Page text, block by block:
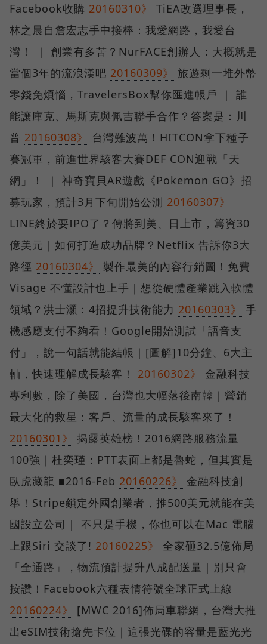
Facebook收購 20160310》
TiEA改選理事長，
林之晨自詹宏志手中接棒：我愛網路，我愛台
灣！ ｜ 創業有多苦？NurFACE創辦人：大概就是
當個3年的流浪漢吧 20160309》
旅遊剩一堆外幣
零錢免煩惱，TravelersBox幫你匯進帳戶 ｜ 誰
能讓庫克、馬斯克與佩吉聯手合作？答案是：川
普 20160308》
台灣難波萬！HITCON拿下種子
賽冠軍，前進世界駭客大賽DEF CON迎戰「天
網」！ ｜ 神奇寶貝AR遊戲《Pokemon GO》招
募玩家，預計3月下旬開始公測 20160307》
LINE終於要IPO了？傳將到美、日上市，籌資30
億美元｜如何打造成功品牌？Netflix 告訴你3大
路徑 20160304》
製作最美的內容行銷圖！免費
Visage 不懂設計也上手｜想從硬體產業跳入軟體
領域？洪士灝：4招提升技術能力 20160303》
手
機感應支付不夠看！Google開始測試「語音支
付」，說一句話就能結帳｜[圖解]10分鐘、6大主
軸，快速理解成長駭客！ 20160302》
金融科技
專利數，除了美國，台灣也大幅落後南韓｜營銷
最大化的救星：客戶、流量的成長駭客來了！
20160301》
揭露英雄榜！2016網路服務流量
100強｜杜奕瑾：PTT表面上都是魯蛇，但其實是
臥虎藏龍 ■2016-Feb 20160226》
金融科技創
舉！Stripe鎖定外國創業者，推500美元就能在美
國設立公司｜ 不只是手機，你也可以在Mac 電腦
上跟Siri 交談了! 20160225》
全家砸32.5億佈局
「全通路」，物流預計提升八成配送量｜別只會
按讚！Facebook六種表情符號全球正式上線
20160224》
[MWC 2016]佈局車聯網，台灣大推
出eSIM技術搶先卡位｜這張光碟的容量是藍光光